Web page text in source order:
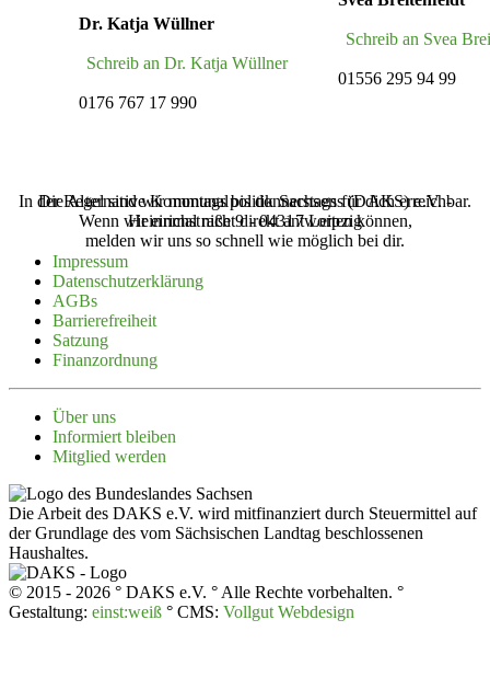
Dr. Katja Wüllner
Schreib an Dr. Katja Wüllner
0176 767 17 990
Schreib an Svea
01556 295 94 99
Die Alternative Kommunalpolitik Sachsens (‌DAKS‌) e.V. -
Heinrichstraße 9 - 04317 Leipzig
In der Regel sind wir montags bis donnerstags für dich erreichbar.
Wenn wir einmal nicht direkt antworten können,
melden wir uns so schnell wie möglich bei dir.
Impressum
Daten­schutz­er­klärung
AGBs
Barrie­re­freiheit
Satzung
Finanz­ordnung
Über uns
Infor­miert bleiben
Mitglied werden
Die Arbeit des DAKS e.V. wird mitfinanziert durch Steuermittel auf
der Grundlage des vom Sächsischen Landtag beschlossenen
Haushaltes.
© 2015 - 2026 ° DAKS e.V. ° Alle Rechte vorbehalten. °
Gestaltung: einst:weiß ° CMS: Vollgut Webdesign